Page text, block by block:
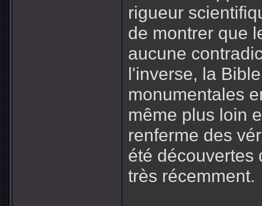
rigueur
de montrer que
aucune
l'inverse, la
monumentales
même plus loin
renferme des
été découvertes
très récemment.